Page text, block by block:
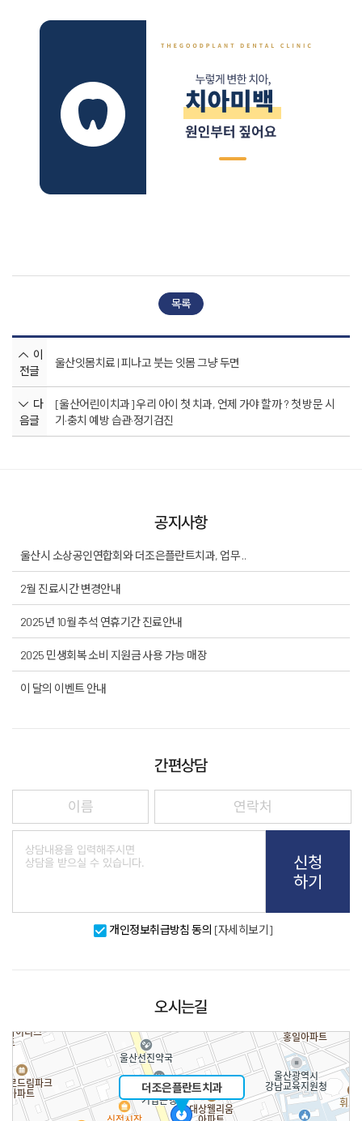
목록
이
전글
울산잇몸치료 | 피나고 붓는 잇몸 그냥 두면
다
음글
[울산어린이치과] 우리 아이 첫 치과, 언제 가야 할까 ? 첫 방문 시
기·충치 예방 습관·정기검진
공지사항
울산시 소상공인연합회와 더조은플란트치과, 업무 ..
2월 진료시간 변경안내
2025년 10월 추석 연휴기간 진료안내
2025 민생회복 소비 지원금 사용 가능 매장
이 달의 이벤트 안내
간편상담
신청
하기
개인정보취급방침 동의 [자세히보기]
오시는길
더조은플란트치과